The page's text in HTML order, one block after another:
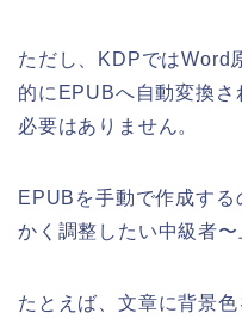
ただし、KDPではWord
的にEPUBへ自動変換
必要はありません。
EPUBを手動で作成す
かく調整したい中級者〜
たとえば、文章に背景